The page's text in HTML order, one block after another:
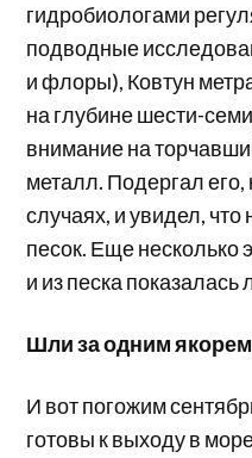
гидробиологами
подводные
и флоры), Ковтун
на глубине шести-
внимание на
металл. Подергал его,
случаях, и увидел,
песок. Еще несколько
и из песка
Шли за одним
И вот погожим
готовы к выходу в